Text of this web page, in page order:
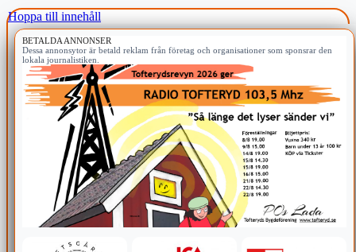
Hoppa till innehåll
BETALDA ANNONSER
Dessa annonsytor är betald reklam från företag och organisationer som sponsrar den
lokala journalistiken.